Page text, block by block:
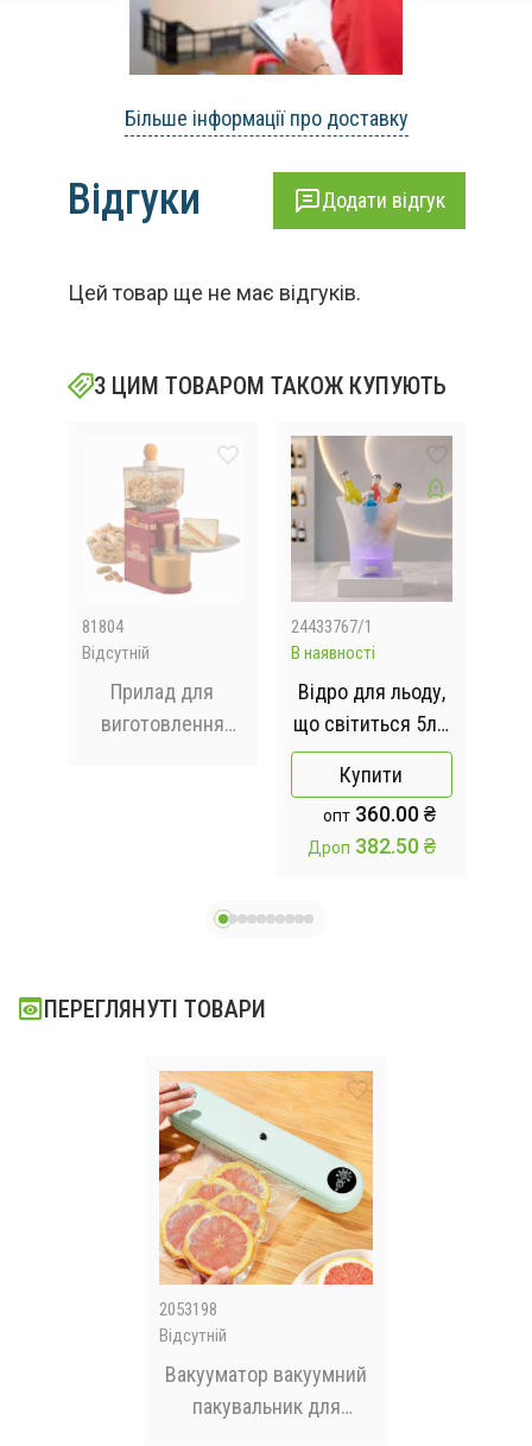
Більше інформації про доставку
Відгуки Додати відгук
Цей товар ще не має відгуків.
З ЦИМ ТОВАРОМ ТАКОЖ КУПУЮТЬ
81804
Відсутній
Прилад для
виготовлення
24433767/1
В наявності
Відро для льоду,
що світиться 5л /
Відро з Bluetooth
і підсвічуванням /
Bucket Light
Купити
опт360.00 ₴
Дроп 382.50 ₴
ПЕРЕГЛЯНУТІ ТОВАРИ
2053198
Відсутній
Вакууматор вакуумний
пакувальник для